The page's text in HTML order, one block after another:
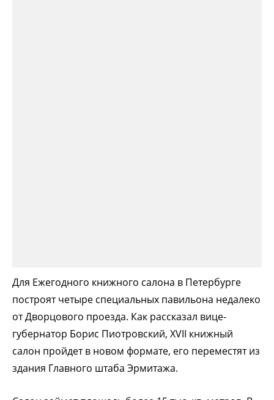
Для Ежегодного книжного салона в Петербурге
построят четыре специальных павильона недалеко
от Дворцового проезда. Как рассказал вице-
губернатор Борис Пиотровский, XVII книжный
салон пройдет в новом формате, его переместят из
здания Главного штаба Эрмитажа.